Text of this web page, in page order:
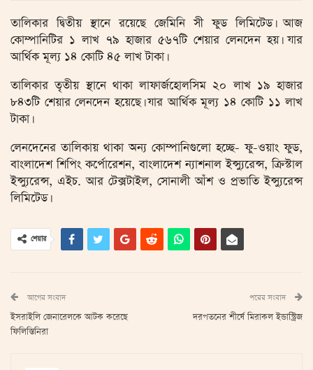
তালিকার দ্বিতীয় স্থানে রয়েছে জেমিনি সী ফুড লিমিটেড। আজ
কোম্পানিটির ১ লাখ ৭৯ হাজার ৫৬৭টি শেয়ার লেনদেন হয়। যার
আর্থিক মূল্য ১৪ কোটি ৪৫ লাখ টাকা।
তালিকার তৃতীয় স্থানে থাকা লাফার্জহোলসিম ২০ লাখ ১৯ হাজার
৮৪৩টি শেয়ার লেনদেন হয়েছে। যার আর্থিক মূল্য ১৪ কোটি ১১ লাখ
টাকা।
লেনদেনের তালিকায় থাকা অন্য কোম্পানিগুলো হচ্ছে- ফু-ওয়াং ফুড,
বাংলাদেশ শিপিং কর্পোরেশন, বাংলাদেশ ন্যাশনাল ইন্স্যুরেন্স, ক্রিস্টাল
ইন্স্যুরেন্স, এইচ. আর টেক্সটাইল, সোনালী আঁশ ও প্রভাতি ইন্স্যুরেন্স
লিমিটেড।
শেয়ার
আগের সংবাদ
ইসরাইলি জেনারেলকে আটক করেছে
ফিলিস্তিনিরা
পরের সংবাদ
দরপতনের শীর্ষে মিরাকল ইন্ডাস্ট্রিজ